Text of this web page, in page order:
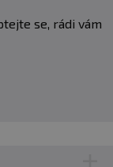
se, rádi vám